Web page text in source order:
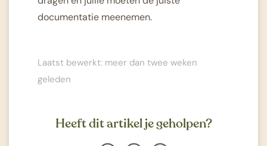
documentatie meenemen.
Laatst bewerkt: meer dan twee weken
geleden
Heeft dit artikel je geholpen?